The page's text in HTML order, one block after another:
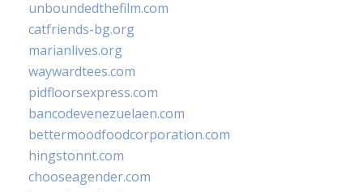
unboundedthefilm.com
catfriends-bg.org
marianlives.org
waywardtees.com
pidfloorsexpress.com
bancodevenezuelaen.com
bettermoodfoodcorporation.com
hingstonnt.com
chooseagender.com